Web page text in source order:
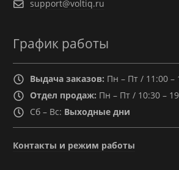
support@voltiq.ru
График работы
Выдача заказов: Пн – Пт / 11:00 –
Отдел продаж: Пн – Пт / 10:30 –
Сб – Вс: Выходные дни
Контакты и режим работы